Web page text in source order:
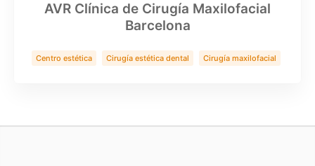
AVR Clínica de Cirugía Maxilofacial
Barcelona
Centro estética Cirugía estética dental
Cirugía maxilofacial